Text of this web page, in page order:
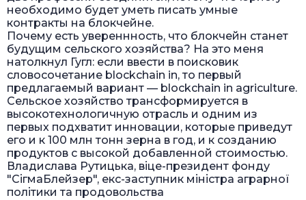
необходимо будет уметь писать умные
контракты на блокчейне.
Почему есть увереннность, что блокчейн станет
будущим сельского хозяйства? На это меня
натолкнул Гугл: если ввести в поисковик
словосочетание blockchain in, то первый
предлагаемый вариант — blockchain in agriculture.
Сельское хозяйство трансформируется в
высокотехнологичную отрасль и одним из
первых подхватит инновации, которые приведут
его и к 100 млн тонн зерна в год, и к созданию
продуктов с высокой добавленной стоимостью.
Владислава Рутицька, віце-президент фонду
"СігмаБлейзер", екс-заступник міністра аграрної
політики та продовольства